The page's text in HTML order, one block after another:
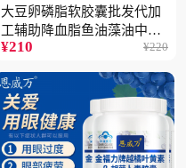
大豆卵磷脂软胶囊批发代加
工辅助降血脂鱼油藻油中老
年蓝帽保健品5瓶
¥210 ¥220